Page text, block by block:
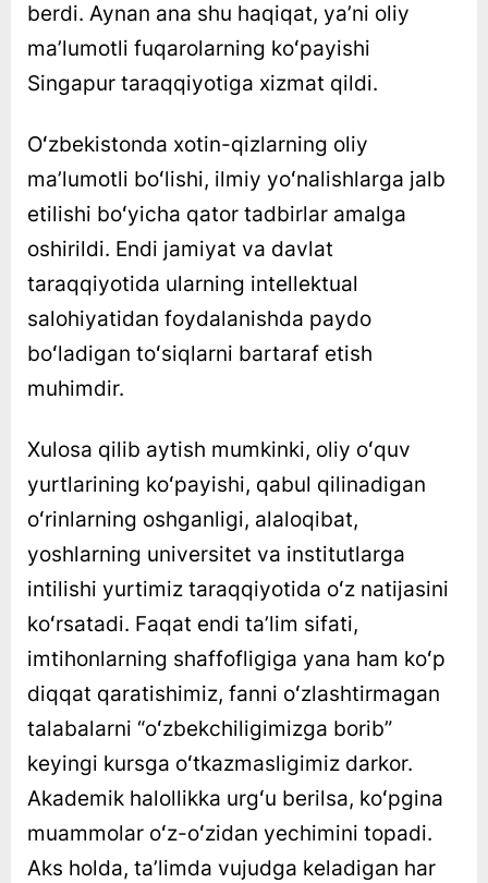
berdi. Aynan ana shu haqiqat, yaʼni oliy
maʼlumotli fuqarolarning koʻpayishi
Singapur taraqqiyotiga xizmat qildi.
Oʻzbekistonda xotin-qizlarning oliy
maʼlumotli boʻlishi, ilmiy yoʻnalishlarga jalb
etilishi boʻyicha qator tadbirlar amalga
oshirildi. Endi jamiyat va davlat
taraqqiyotida ularning intellektual
salohiyatidan foydalanishda paydo
boʻladigan toʻsiqlarni bartaraf etish
muhimdir.
Xulosa qilib aytish mumkinki, oliy oʻquv
yurtlarining koʻpayishi, qabul qilinadigan
oʻrinlarning oshganligi, alaloqibat,
yoshlarning universitet va institutlarga
intilishi yurtimiz taraqqiyotida oʻz natijasini
koʻrsatadi. Faqat endi taʼlim sifati,
imtihonlarning shaffofligiga yana ham koʻp
diqqat qaratishimiz, fanni oʻzlashtirmagan
talabalarni “oʻzbekchiligimizga borib”
keyingi kursga oʻtkazmasligimiz darkor.
Akademik halollikka urgʻu berilsa, koʻpgina
muammolar oʻz-oʻzidan yechimini topadi.
Aks holda, taʼlimda vujudga keladigan har